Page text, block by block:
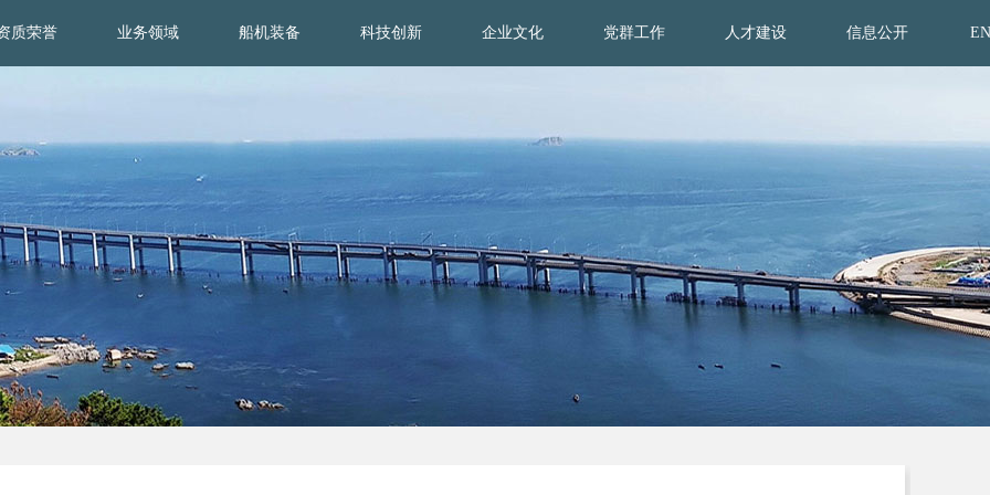
质荣誉 业务领域 船机装备 科技创新 企业文化 党群工作 人才建设 信息公开 EN